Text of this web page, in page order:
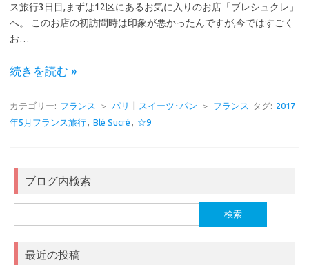
ス旅行3日目,まずは12区にあるお気に入りのお店「ブレシュクレ」
へ。 このお店の初訪問時は印象が悪かったんですが,今ではすごく
お…
続きを読む »
カテゴリー: フランス ＞ パリ | スイーツ･パン ＞ フランス タグ: 2017
年5月フランス旅行
Blé Sucré ☆9
ブログ内検索
索:
最近の投稿